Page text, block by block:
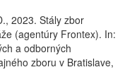
2023. Stály zbor
(agentúry Frontex). In:
a odborných
zboru v Bratislave,